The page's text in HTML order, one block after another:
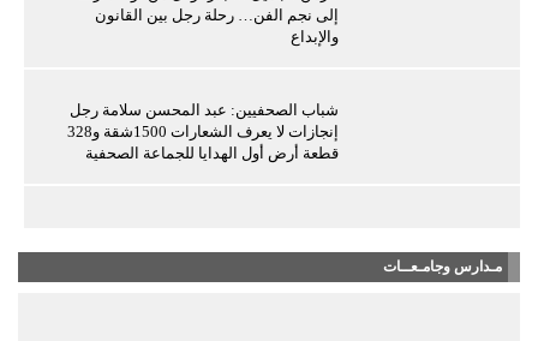
إلى نجم الفن… رحلة رجل بين القانون
والإبداع
شباب الصحفيين: عبد المحسن سلامة رجل
إنجازات لا يعرف الشعارات 1500شقة و328
قطعة أرض أول الهدايا للجماعة الصحفية
مـدارس وجامـعــات